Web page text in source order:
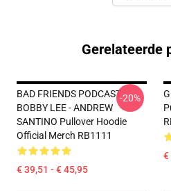
Gerelateerde
BAD FRIENDS PODCAST -
BOBBY LEE - ANDREW
SANTINO Pullover Hoodie
Official Merch RB1111
€ 39,51 - € 45,95
-20%
€